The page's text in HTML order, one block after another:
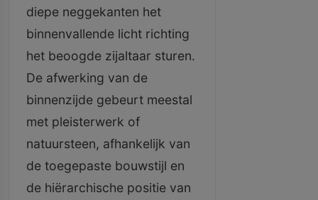
diepe neggekanten het
binnenvallende licht richting
het beoogde zijaltaar sturen.
De afwerking van de
binnenzijde gebeurt meestal
met pleisterwerk of
natuursteen, afhankelijk van
de toegepaste bouwstijl en
de hiërarchische positie van